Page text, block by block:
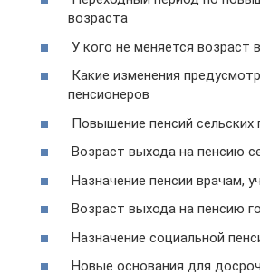
возраста
У кого не меняется возраст
Какие изменения
пенсионеров
Повышение пенсий сельских
Возраст выхода на пенсию
Назначение пенсии врачам,
Возраст выхода на пенсию
Назначение социальной
Новые основания для